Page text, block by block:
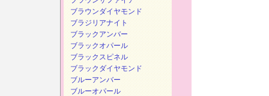
ブラウンダイヤモンド
ブラジリアナイト
ブラックアンバー
ブラックオパール
ブラックスピネル
ブラックダイヤモンド
ブルーアンバー
ブルーオパール